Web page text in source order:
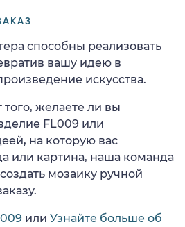
способны реализовать
вашу идею в
искусства.
желаете ли вы
FL009 или
на которую вас
или картина, наша команда
мозаику ручной
или Узнайте больше об